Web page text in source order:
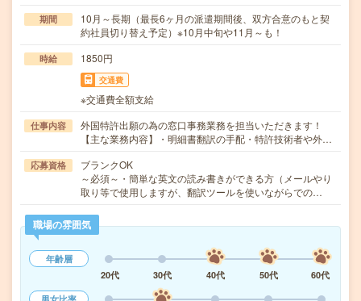
期間
10月～長期（最長6ヶ月の派遣期間後、双方合意のもと契
約社員切り替え予定）※10月中旬や11月～も！
時給 1850円
交通費
※交通費全額支給
仕事内容
外国特許出願の為の窓口事務業務を担当いただきます！
【主な業務内容】・明細書翻訳の手配・特許技術者や外…
応募資格
ブランクOK
～必須～・簡単な英文の読み書きができる方（メールやり
取り等で使用しますが、翻訳ツールを使いながらでの…
職場の雰囲気
年齢層
20代
30代 40代 50代
60代